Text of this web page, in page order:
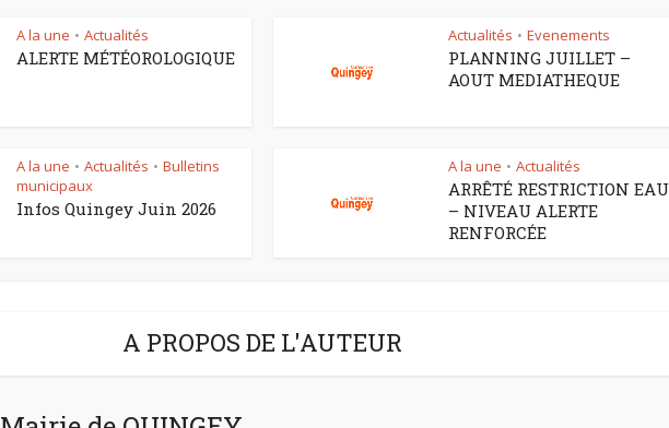
A la une • Actualités
ALERTE MÉTÉOROLOGIQUE
Actualités • Evenements
PLANNING JUILLET –
AOUT MEDIATHEQUE
A la une • Actualités • Bulletins
municipaux
Infos Quingey Juin 2026
A la une • Actualités
ARRÊTÉ RESTRICTION EAU
– NIVEAU ALERTE
RENFORCÉE
A PROPOS DE L'AUTEUR